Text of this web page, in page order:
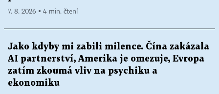
7. 8. 2026 ▪ 4 min. čtení
Jako kdyby mi zabili milence. Čína zakázala
AI partnerství, Amerika je omezuje, Evropa
zatím zkoumá vliv na psychiku a
ekonomiku